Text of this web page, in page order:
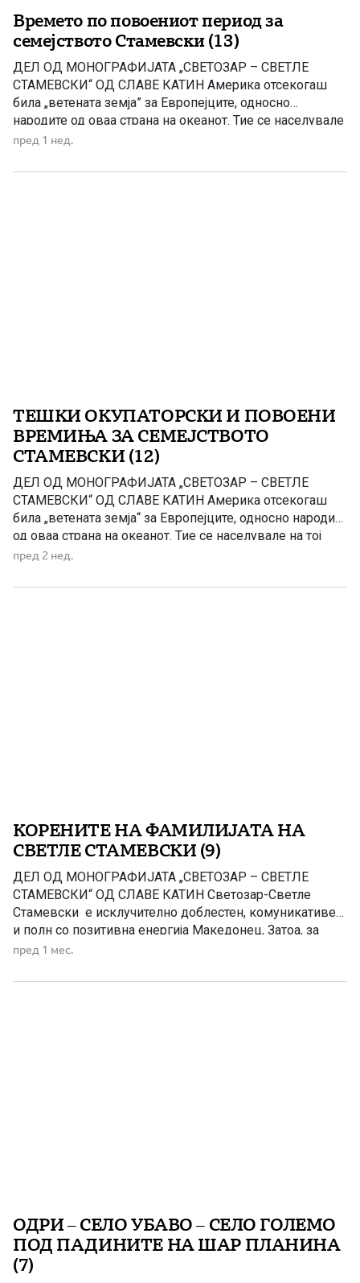
Времето по повоениот период за
семејството Стамевски (13)
ДЕЛ ОД МОНОГРАФИЈАТА „СВЕТОЗАР – СВЕТЛЕ
СТАМЕВСКИ“ ОД СЛАВЕ КАТИН Америка отсекогаш
била „ветената земја” за Европејците, односно
народите од оваа страна на океанот. Тие се населувале
на тој богат и по многу нешта карактеристичен
дни. Исто така, мака видел Крсте и по војната. Мака
пред 1 нед.
ТЕШКИ ОКУПАТОРСКИ И ПОВОЕНИ
ВРЕМИЊА ЗА СЕМЕЈСТВОТО
СТАМЕВСКИ (12)
ДЕЛ ОД МОНОГРАФИЈАТА „СВЕТОЗАР – СВЕТЛЕ
СТАМЕВСКИ“ ОД СЛАВЕ КАТИН Америка отсекогаш
била „ветената земја“ за Европејците, односно народите
од оваа страна на океанот. Тие се населувале на тој
богат и по многу нешта карактеристичен континент од
на доселување непрекинато трае и, веројатно, ќе
пред 2 нед.
КОРЕНИТЕ НА ФАМИЛИЈАТА НА
СВЕТЛЕ СТАМЕВСКИ (9)
ДЕЛ ОД МОНОГРАФИЈАТА „СВЕТОЗАР – СВЕТЛЕ
СТАМЕВСКИ“ ОД СЛАВЕ КАТИН Светозар-Светле
Стамевски е исклучително доблестен, комуникативен
и полн со позитивна енергија Македонец, Затоа, за
подобро да го портретираме неговиот лик и воопшто
наназад Инаку, бабата Менка која била најмала,
пред 1 мес.
ОДРИ – СЕЛО УБАВО – СЕЛО ГОЛЕМО
ПОД ПАДИНИТЕ НА ШАР ПЛАНИНА
(7)